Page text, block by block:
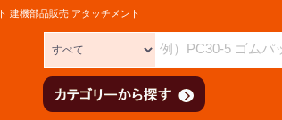
建機部品販売 アタッチメント